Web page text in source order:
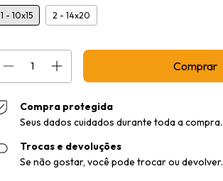
1 - 10x15 2 - 14x20
Compra protegida
Seus dados cuidados durante toda a compra.
Trocas e devoluções
Se não gostar, você pode trocar ou devolver.